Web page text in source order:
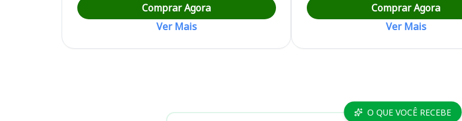
Comprar Agora
Ver Mais
Comprar Agora
Ver Mais
Cursos CONSPNOR/RJ O QUE VOCÊ RECEBE